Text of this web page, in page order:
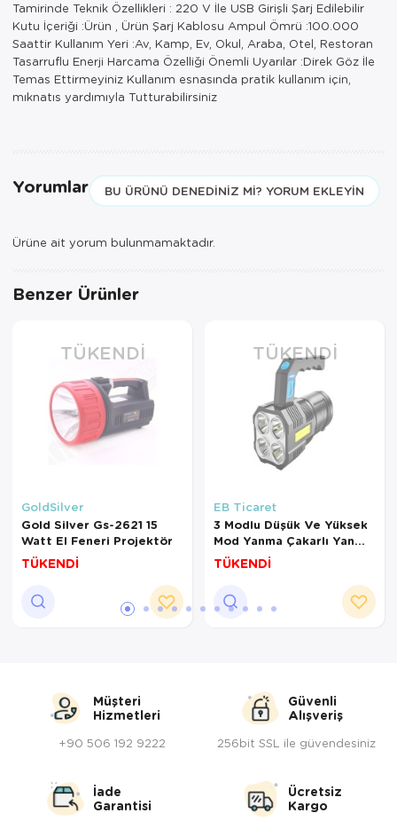
Tamirinde Teknik Özellikleri : 220 V İle USB Girişli Şarj Edilebilir
Kutu İçeriği :Ürün , Ürün Şarj Kablosu Ampul Ömrü :100.000
Saattir Kullanım Yeri :Av, Kamp, Ev, Okul, Araba, Otel, Restoran
Tasarruflu Enerji Harcama Özelliği Önemli Uyarılar :Direk Göz İle
Temas Ettirmeyiniz Kullanım esnasında pratik kullanım için,
mıknatıs yardımıyla Tutturabilirsiniz
Yorumlar BU ÜRÜNÜ DENEDINIZ MI? YORUM EKLEYIN
Ürüne ait yorum bulunmamaktadır.
Benzer Ürünler
TÜKENDI
GoldSilver
Gold Silver Gs-2621 15
Watt El Feneri Projektör
TÜKENDİ
TÜKENDI
EB Ticaret
3 Modlu Düşük Ve Yüksek
Mod Yanma Çakarlı Yan
Tarafı Yüksek Led Işıklı
Uzun Şarj Özelliği El
TÜKENDİ
Müşteri
Hizmetleri
+90 506 192 9222
Güvenli
Alışveriş
256bit SSL ile güvendesiniz
İade
Garantisi
Ücretsiz
Kargo